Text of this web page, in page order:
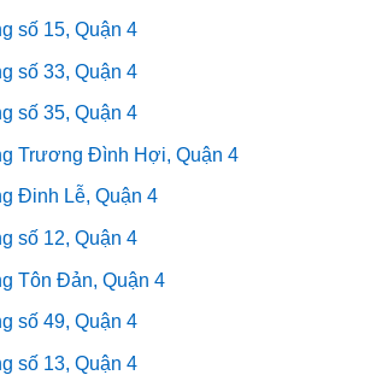
số 15, Quận 4
số 33, Quận 4
số 35, Quận 4
Trương Đình Hợi, Quận 4
Đinh Lễ, Quận 4
số 12, Quận 4
Tôn Đản, Quận 4
số 49, Quận 4
số 13, Quận 4